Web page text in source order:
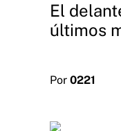
El
últimos
Por 0221